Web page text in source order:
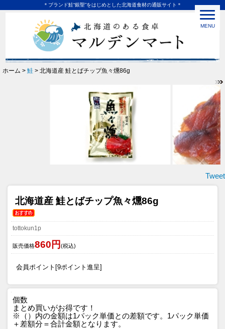
＊ブランド鮭“銀聖”をはじめとした北海道食材の通販サイト＊
MENU
ホーム > 鮭 > 北海道産 鮭とばチップ魚々燻86g
Tweet
北海道産 鮭とばチップ魚々燻86g
tottokun1p
販売価格860円(税込)
会員ポイント[9ポイント進呈]
個数
まとめ買いがお得です！
※（）内の金額は1パック単価との差額です。1パック単価
＋差額分＝合計金額となります。